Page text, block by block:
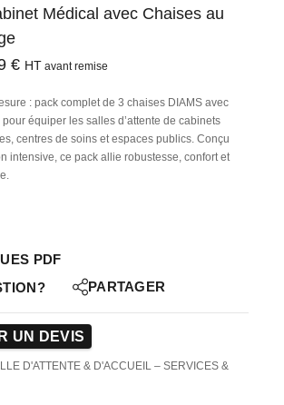
Médical avec Chaises au
€ HT avant remise
: pack complet de 3 chaises DIAMS avec
pour équiper les salles d’attente de cabinets
centres de soins et espaces publics. Conçu
intensive, ce pack allie robustesse, confort et
PDF
PARTAGER
UN DEVIS
D'ATTENTE & D'ACCUEIL – SERVICES &